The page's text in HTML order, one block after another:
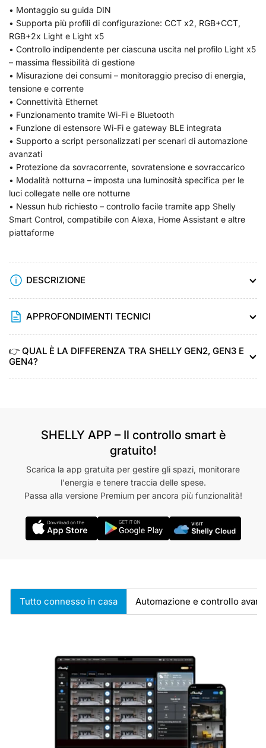
• Montaggio su guida DIN
• Supporta più profili di configurazione: CCT x2, RGB+CCT,
RGB+2x Light e Light x5
• Controllo indipendente per ciascuna uscita nel profilo Light x5
– massima flessibilità di gestione
• Misurazione dei consumi – monitoraggio preciso di energia,
tensione e corrente
• Connettività Ethernet
• Funzionamento tramite Wi-Fi e Bluetooth
• Funzione di estensore Wi-Fi e gateway BLE integrata
• Supporto a script personalizzati per scenari di automazione
avanzati
• Protezione da sovracorrente, sovratensione e sovraccarico
• Modalità notturna – imposta una luminosità specifica per le
luci collegate nelle ore notturne
• Nessun hub richiesto – controllo facile tramite app Shelly
Smart Control, compatibile con Alexa, Home Assistant e altre
piattaforme
DESCRIZIONE
APPROFONDIMENTI TECNICI
👉 QUAL È LA DIFFERENZA TRA SHELLY GEN2, GEN3 E
GEN4?
SHELLY APP – Il controllo smart è
gratuito!
Scarica la app gratuita per gestire gli spazi, monitorare
l'energia e tenere traccia delle spese.
Passa alla versione Premium per ancora più funzionalità!
Tutto connesso in casa Automazione e controllo